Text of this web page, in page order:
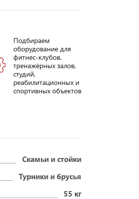
Подбираем
оборудование для
фитнес-клубов,
тренажёрных залов,
студий,
реабилитационных и
спортивных объектов
Скамьи и стойки
Турники и брусья
55 кг